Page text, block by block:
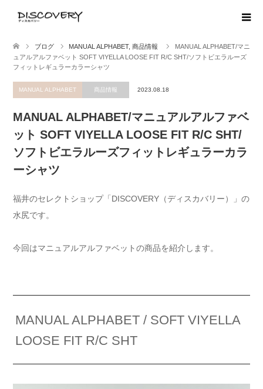
ブログ MANUAL ALPHABET, 商品情報
MANUAL ALPHABET/マニ
ュアルアルファベット SOFT VIYELLA LOOSE FIT R/C SHT/ソフトビエラルーズ
フィットレギュラーカラーシャツ
MANUAL ALPHABET 商品情報 2023.08.18
MANUAL ALPHABET/マニュアルアルファベ
ット SOFT VIYELLA LOOSE FIT R/C SHT/
ソフトビエラルーズフィットレギュラーカラ
ーシャツ
福井のセレクトショップ「DISCOVERY（ディスカバリー）」の
水尻です。
今回はマニュアルアルファベットの商品を紹介します。
MANUAL ALPHABET / SOFT VIYELLA
LOOSE FIT R/C SHT